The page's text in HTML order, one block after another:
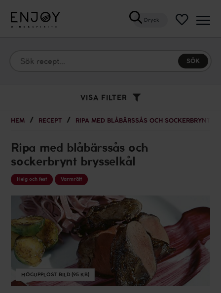
Dryck
VISA FILTER
HEM RECEPT RIPA MED BLÅBÄRSSÅS OCH SOCKERBRYNT
Ripa med blåbärssås och
sockerbrynt brysselkål
Helg och fest Varmrätt
HÖGUPPLÖST BILD (95 KB)